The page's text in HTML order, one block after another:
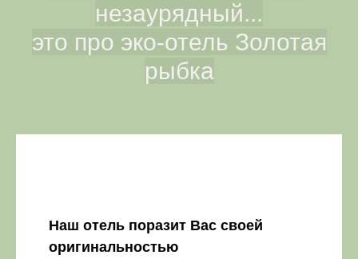
незаурядный...
это про эко-отель Золотая
рыбка
Наш отель поразит Вас своей
оригинальностью